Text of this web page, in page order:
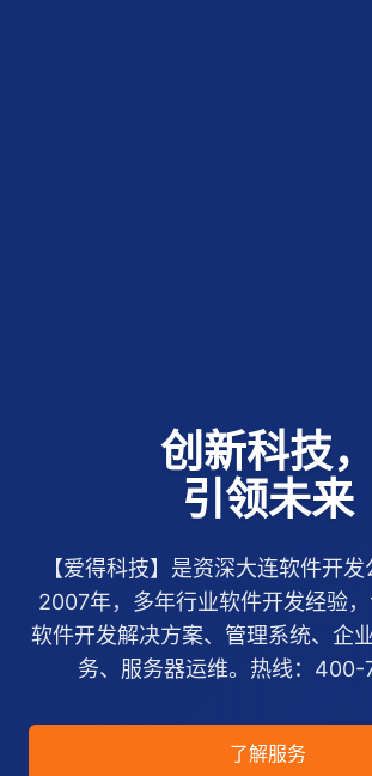
创新科技，
引领未来
【爱得科技】是资深大连软件开
2007年，多年行业软件开发经验
软件开发解决方案、管理系统、企
务、服务器运维。热线：400-
了解服务